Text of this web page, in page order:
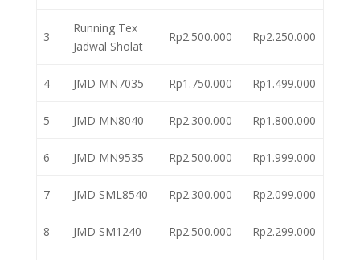
3
Running Tex
Jadwal Sholat
Rp2.500.000 Rp2.250.000
4 JMD MN7035 Rp1.750.000 Rp1.499.000
5 JMD MN8040 Rp2.300.000 Rp1.800.000
6 JMD MN9535 Rp2.500.000 Rp1.999.000
7 JMD SML8540 Rp2.300.000 Rp2.099.000
8 JMD SM1240 Rp2.500.000 Rp2.299.000